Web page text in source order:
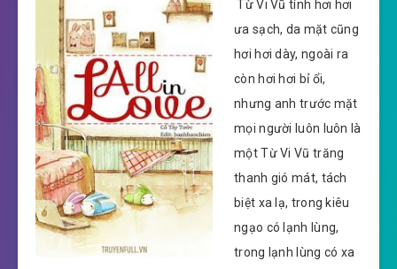
Từ Vi Vũ tính hơi hơi
ưa sạch, da mặt cũng
hơi hơi dày, ngoài ra
còn hơi hơi bỉ ổi,
nhưng anh trước mặt
mọi người luôn luôn là
một Từ Vi Vũ trăng
thanh gió mát, tách
biệt xa lạ, trong kiêu
ngạo có lạnh lùng,
trong lạnh lùng có xa